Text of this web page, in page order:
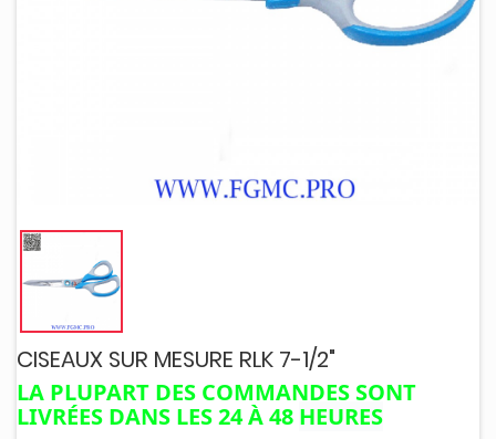
CISEAUX SUR MESURE RLK 7-1/2"
LA PLUPART DES COMMANDES SONT
LIVRÉES DANS LES 24 À 48 HEURES